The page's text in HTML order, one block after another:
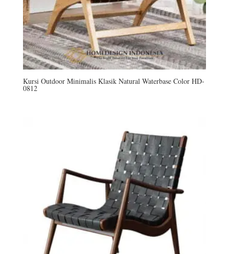
Kursi Outdoor Minimalis Klasik Natural Waterbase Color HD-
0812